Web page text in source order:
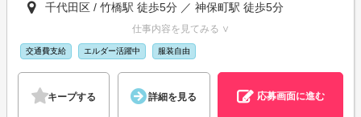
千代田区 / 竹橋駅 徒歩5分 ／ 神保町駅 徒歩5分
仕事内容を見てみる ∨
交通費支給 エルダー活躍中 服装自由
キープする 詳細を見る 応募画面に進む